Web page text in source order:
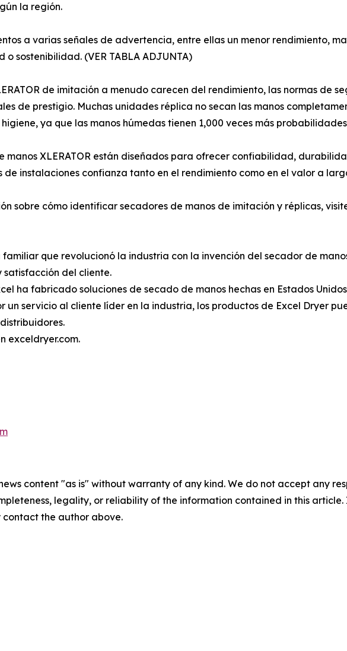
la región.
a varias señales de advertencia, entre ellas un menor rendimiento,
sostenibilidad. (VER TABLA ADJUNTA)
de imitación a menudo carecen del rendimiento, las normas de
de prestigio. Muchas unidades réplica no secan las manos
ya que las manos húmedas tienen 1,000 veces más
manos XLERATOR están diseñados para ofrecer confiabilidad,
instalaciones confianza tanto en el rendimiento como en el valor a
sobre cómo identificar secadores de manos de imitación y réplicas,
familiar que revolucionó la industria con la invención del secador de
del cliente.
ha fabricado soluciones de secado de manos hechas en Estados
un servicio al cliente líder en la industria, los productos de Excel Dryer
exceldryer.com.
content "as is" without warranty of any kind. We do not accept any
legality, or reliability of the information contained in this
the author above.